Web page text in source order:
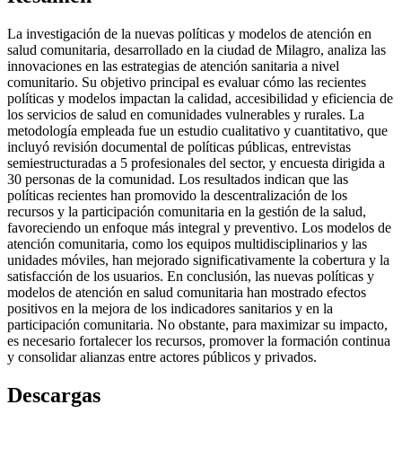
La investigación de la nuevas políticas y modelos de atención en
salud comunitaria, desarrollado en la ciudad de Milagro, analiza las
innovaciones en las estrategias de atención sanitaria a nivel
comunitario. Su objetivo principal es evaluar cómo las recientes
políticas y modelos impactan la calidad, accesibilidad y eficiencia de
los servicios de salud en comunidades vulnerables y rurales. La
metodología empleada fue un estudio cualitativo y cuantitativo, que
incluyó revisión documental de políticas públicas, entrevistas
semiestructuradas a 5 profesionales del sector, y encuesta dirigida a
30 personas de la comunidad. Los resultados indican que las
políticas recientes han promovido la descentralización de los
recursos y la participación comunitaria en la gestión de la salud,
favoreciendo un enfoque más integral y preventivo. Los modelos de
atención comunitaria, como los equipos multidisciplinarios y las
unidades móviles, han mejorado significativamente la cobertura y la
satisfacción de los usuarios. En conclusión, las nuevas políticas y
modelos de atención en salud comunitaria han mostrado efectos
positivos en la mejora de los indicadores sanitarios y en la
participación comunitaria. No obstante, para maximizar su impacto,
es necesario fortalecer los recursos, promover la formación continua
y consolidar alianzas entre actores públicos y privados.
Descargas